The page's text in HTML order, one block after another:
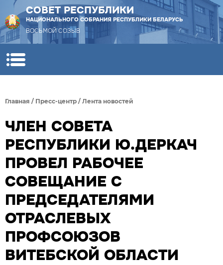
СОВЕТ РЕСПУБЛИКИ
НАЦИОНАЛЬНОГО СОБРАНИЯ РЕСПУБЛИКИ БЕЛАРУСЬ
ВОСЬМОЙ СОЗЫВ
Главная / Пресс-центр / Лента новостей
ЧЛЕН СОВЕТА
РЕСПУБЛИКИ Ю.ДЕРКАЧ
ПРОВЕЛ РАБОЧЕЕ
СОВЕЩАНИЕ С
ПРЕДСЕДАТЕЛЯМИ
ОТРАСЛЕВЫХ
ПРОФСОЮЗОВ
ВИТЕБСКОЙ ОБЛАСТИ